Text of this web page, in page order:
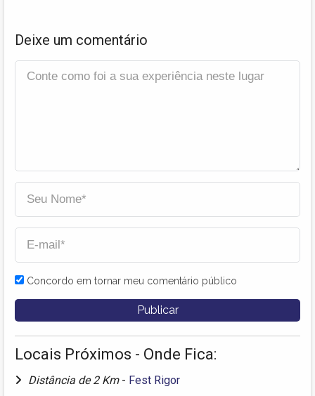
Deixe um comentário
Concordo em tornar meu comentário público
Locais Próximos - Onde Fica:
Distância de 2 Km - Fest Rigor